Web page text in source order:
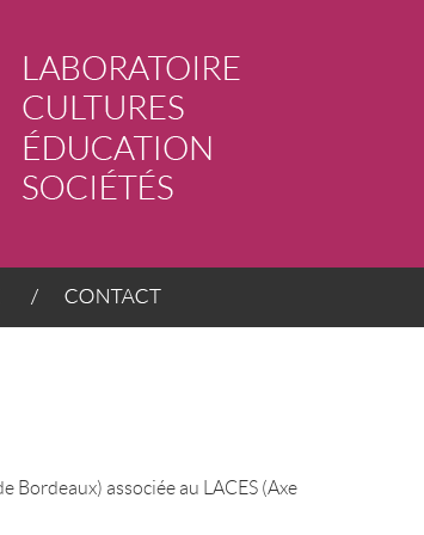
Bordeaux) associée au LACES (Axe